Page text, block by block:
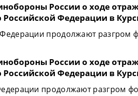
России о ходе
Федерации в
продолжают разгром
России о ходе
Федерации в
продолжают разгром